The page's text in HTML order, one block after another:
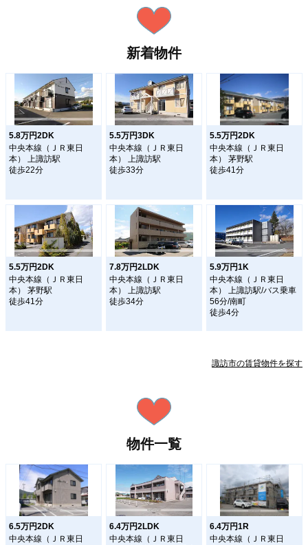
新着物件
5.8万円2DK
中央本線（ＪＲ東日
本） 上諏訪駅
徒歩22分
5.5万円3DK
中央本線（ＪＲ東日
本） 上諏訪駅
徒歩33分
5.5万円2DK
中央本線（ＪＲ東日
本） 茅野駅
徒歩41分
5.5万円2DK
中央本線（ＪＲ東日
本） 茅野駅
徒歩41分
7.8万円2LDK
中央本線（ＪＲ東日
本） 上諏訪駅
徒歩34分
5.9万円1K
中央本線（ＪＲ東日
本） 上諏訪駅/バス乗車
56分/南町
徒歩4分
諏訪市の賃貸物件を探す
物件一覧
6.5万円2DK
中央本線（ＪＲ東日
6.4万円2LDK
中央本線（ＪＲ東日
6.4万円1R
中央本線（ＪＲ東日